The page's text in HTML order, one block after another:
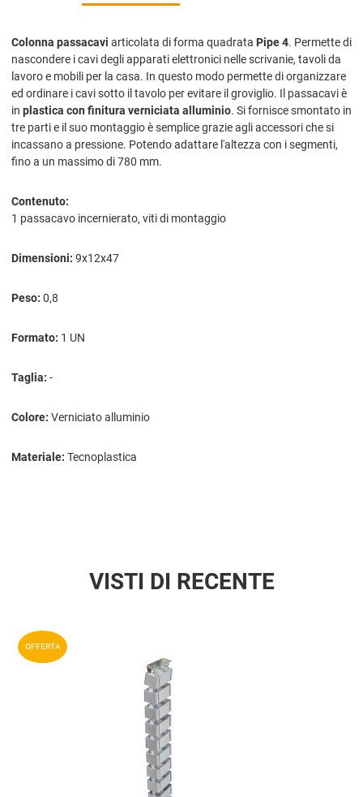
Colonna passacavi articolata di forma quadrata Pipe 4. Permette di
nascondere i cavi degli apparati elettronici nelle scrivanie, tavoli da
lavoro e mobili per la casa. In questo modo permette di organizzare
ed ordinare i cavi sotto il tavolo per evitare il groviglio. Il passacavi è
in plastica con finitura verniciata alluminio. Si fornisce smontato in
tre parti e il suo montaggio è semplice grazie agli accessori che si
incassano a pressione. Potendo adattare l'altezza con i segmenti,
fino a un massimo di 780 mm.
Contenuto:
1 passacavo incernierato, viti di montaggio
Dimensioni: 9x12x47
Peso: 0,8
Formato: 1 UN
Taglia: -
Colore: Verniciato alluminio
Materiale: Tecnoplastica
VISTI DI RECENTE
OFFERTA